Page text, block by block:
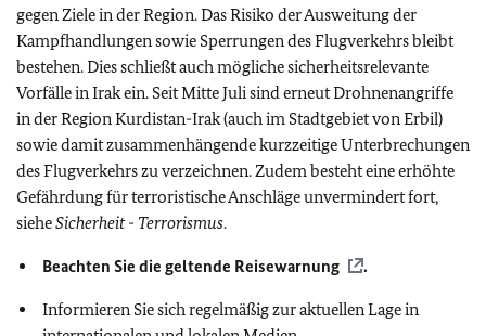
gegen Ziele in der Region. Das Risiko der Ausweitung der
Kampfhandlungen sowie Sperrungen des Flugverkehrs bleibt
bestehen. Dies schließt auch mögliche sicherheitsrelevante
Vorfälle in Irak ein. Seit Mitte Juli sind erneut Drohnenangriffe
in der Region Kurdistan-Irak (auch im Stadtgebiet von Erbil)
sowie damit zusammenhängende kurzzeitige Unterbrechungen
des Flugverkehrs zu verzeichnen. Zudem besteht eine erhöhte
Gefährdung für terroristische Anschläge unvermindert fort,
sieheSicherheit - Terrorismus.
Beachten Sie die geltende Reisewarnung .
Informieren Sie sich regelmäßig zur aktuellen Lage in